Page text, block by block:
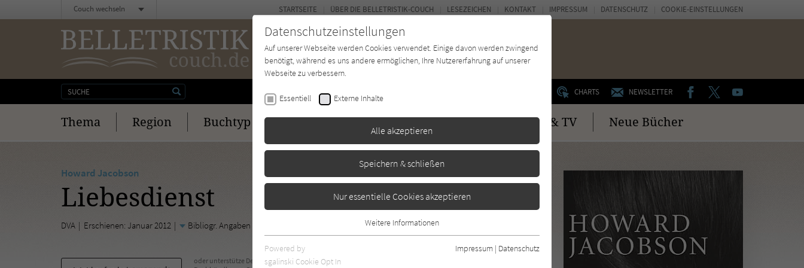
CHARTS NEWSLETTER FACEBOOKTWITTERYOUTUBE
Thema Region Buchtyp Autor*in Verlage Magazin Kino & TV Neue Bücher
STARTSEITE ÜBER DIE BELLETRISTIK-COUCH LESEZEICHEN KONTAKT IMPRESSUM DATENSCHUTZ COOKIE-EINSTELLUNGEN
Couch wechseln
Howard Jacobson
Liebesdienst
DVA Erschienen: Januar 2012 Bibliogr. Angaben
oder unterstütze Deinen
Datenschutzeinstellungen
Auf unserer Webseite werden Cookies verwendet. Einige davon werden zwingend
benötigt, während es uns andere ermöglichen, Ihre Nutzererfahrung auf unserer
Webseite zu verbessern.
Essentiell Externe Inhalte
Alle akzeptieren
Speichern & schließen
Nur essentielle Cookies akzeptieren
Essentielle Cookies werden für grundlegende Funktionen der Webseite
benötigt. Dadurch ist gewährleistet, dass die Webseite einwandfrei
Weitere Informationen
Powered by
sgalinski Cookie Opt In
Impressum | Datenschutz